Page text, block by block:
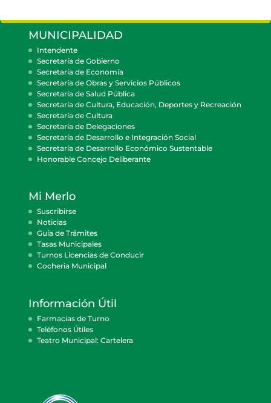
MUNICIPALIDAD
Intendente
Secretaría de Gobierno
Secretaría de Economía
Secretaría de Obras y Servicios Públicos
Secretaría de Salud Pública
Secretaría de Cultura, Educación, Deportes y Recreación
Secretaría de Cultura
Secretaría de Delegaciones
Secretaría de Desarrollo e Integración Social
Secretaría de Desarrollo Económico Sustentable
Honorable Concejo Deliberante
Mi Merlo
Suscribirse
Noticias
Guía de Trámites
Tasas Municipales
Turnos Licencias de Conducir
Cocheria Municipal
Información Útil
Farmacias de Turno
Teléfonos Útiles
Teatro Municipal: Cartelera